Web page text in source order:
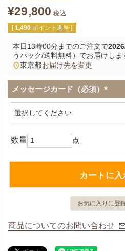
¥29,800 税込
[ 1,490 ポイント進呈 ]
本日13時00分までのご注文で
うパック/送料無料） でお届けしま
東京都お届け先を変更
メッセージカード（必須）
(
カートに入
お気に入りに登
商品についてのお問い合わせ